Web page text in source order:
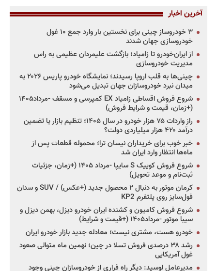
آخرین اخبار
۳ خودروساز چینی برای نخستین بار وارد جمع ۱۰ غول
خودروسازی جهان شدند
از ایران‌خودرو تا زامیاد؛ بازگشت علیمردان عظیمی به راس
مدیریت خودروسازی
چینی‌ها به قلب اروپا رسیدند؛ نمایشگاه خودرو پاریس ۲۰۲۶ به
میدان نبرد خودروسازان جهان تبدیل می‌شود
شروع فروش اقساطی زامیاد EX کمپرسی و مسقف -مرداد۱۴۰۵
(+زمان، قیمت و شرایط فروش)
راز واردات ۷۵ هزار خودرو در سال ۱۴۰۵؛ تنظیم بازار یا تضمین
درآمد ۴۲۰ هزار میلیاردی دولت؟
خبر خوب برای خریداران نیسان ترا؛ محموله قطعات پس از
ماه‌ها انتظار وارد ایران شد
شروع فروش کوییک S سایپا -مرداد ۱۴۰۵ (+زمان، جزئیات
ثبت‌نام و موعد تحویل)
کرمان موتور به دنبال ۲ محصول جدید (+عکس) / SUV و سدان
فول‌سایز روی پلتفرم KP2
شروع فروش کامیون و کشنده ایران خودرو دیزل، بهمن دیزل و
سیبا موتور -مرداد۱۴۰۵ (+قیمت و شرایط)
خودرو هست، مشتری نیست؛ معادله جدید بازار خودرو ایران
رشد ۳۸ درصدی فروش تسلا در چین؛ نهمین ماه متوالی صعود
غول آمریکایی
مدیرعامل لوسید: دیگر راه فراری از خودروسازان چینی وجود